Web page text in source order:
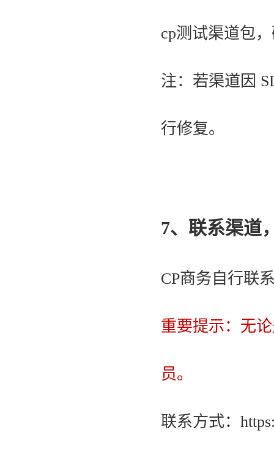
cp测试渠道包
注：若渠道因
行修复。
7、联系渠道
CP商务自行联
重要提示：无
员。
联系方式：